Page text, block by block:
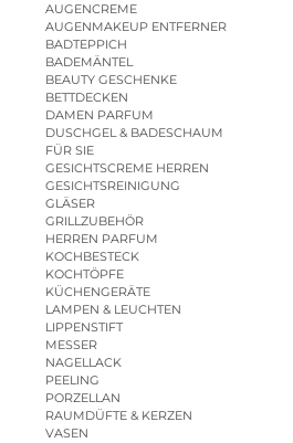
AUGENCREME
AUGENMAKEUP ENTFERNER
BADTEPPICH
BADEMÄNTEL
BEAUTY GESCHENKE
BETTDECKEN
DAMEN PARFUM
DUSCHGEL & BADESCHAUM
FÜR SIE
GESICHTSCREME HERREN
GESICHTSREINIGUNG
GLÄSER
GRILLZUBEHÖR
HERREN PARFUM
KOCHBESTECK
KOCHTÖPFE
KÜCHENGERÄTE
LAMPEN & LEUCHTEN
LIPPENSTIFT
MESSER
NAGELLACK
PEELING
PORZELLAN
RAUMDÜFTE & KERZEN
VASEN